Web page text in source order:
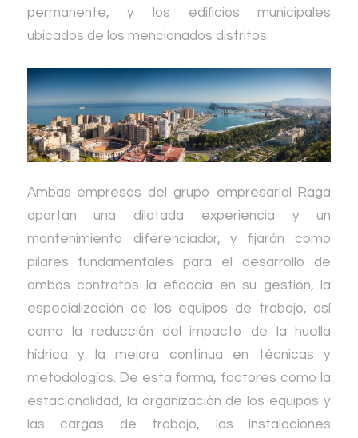
permanente, y los edificios municipales
ubicados de los mencionados distritos.
Ambas empresas del grupo empresarial Raga
aportan una dilatada experiencia y un
mantenimiento diferenciador, y fijarán como
pilares fundamentales para el desarrollo de
ambos contratos la eficacia en su gestión, la
especialización de los equipos de trabajo, así
como la reducción del impacto de la huella
hídrica y la mejora continua en técnicas y
metodologías. De esta forma, factores como la
estacionalidad, la organización de los equipos y
las cargas de trabajo, las instalaciones